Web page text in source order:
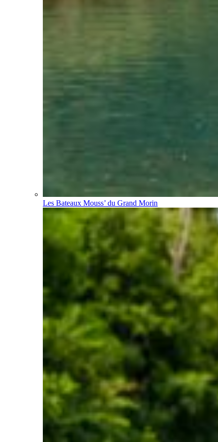
Les Bateaux Mouss’ du Grand Morin